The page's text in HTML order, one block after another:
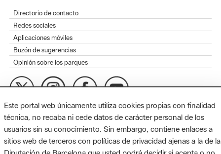
Directorio de contacto
Redes sociales
Aplicaciones móviles
Buzón de sugerencias
Opinión sobre los parques
MAPA WEB AVISO LEGAL ACCESIBILIDAD
Diputación de Barcelona. Edifici Llacuna, 1a planta. Badajoz, 49.
08005 Barcelona. Tel. 934 022 428 / xarxaparcs@diba.cat
Este portal web únicamente utiliza cookies propias con finalidad
técnica, no recaba ni cede datos de carácter personal de los
usuarios sin su conocimiento. Sin embargo, contiene enlaces a
sitios web de terceros con políticas de privacidad ajenas a la de la